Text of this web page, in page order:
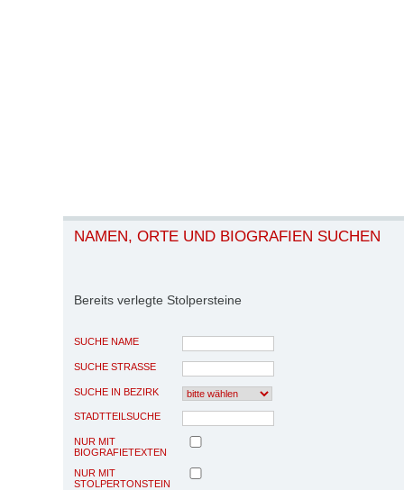
NAMEN, ORTE UND BIOGRAFIEN SUCHEN
Bereits verlegte Stolpersteine
SUCHE NAME
SUCHE STRASSE
SUCHE IN BEZIRK
STADTTEILSUCHE
NUR MIT
BIOGRAFIETEXTEN
NUR MIT
STOLPERTONSTEIN